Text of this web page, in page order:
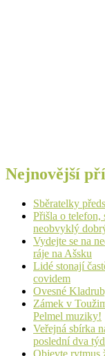
Nejnovější
Sběratelky
Přišla o telefon,
neobvyklý
Vydejte se na
ráje na Ašsku
Lidé stonají
covidem
Ovesné
Zámek v
Pelmel muziky!
Veřejná sbírka
poslední dva
Objevte rytmus